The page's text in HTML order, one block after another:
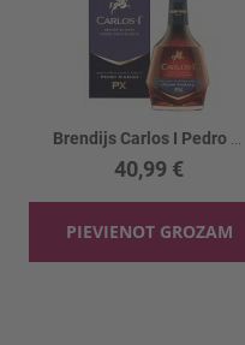
40,99 €
PIEVIENOT GROZAM